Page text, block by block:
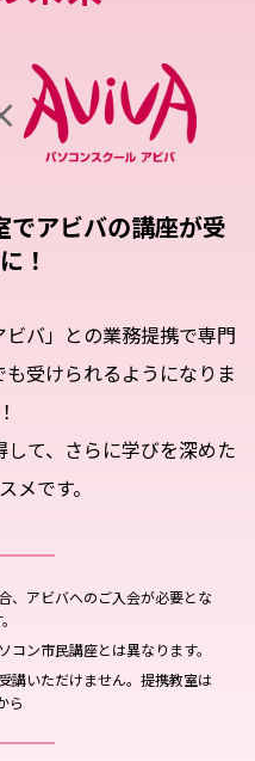
でアビバの講座が受
！
バ」との業務提携で専門
受けられるようになりま
て、 さらに学びを深めた
メです。
、アビバへのご入会が必要とな
ン市民講座とは異なります。
講いただけません。提携教室は
ら